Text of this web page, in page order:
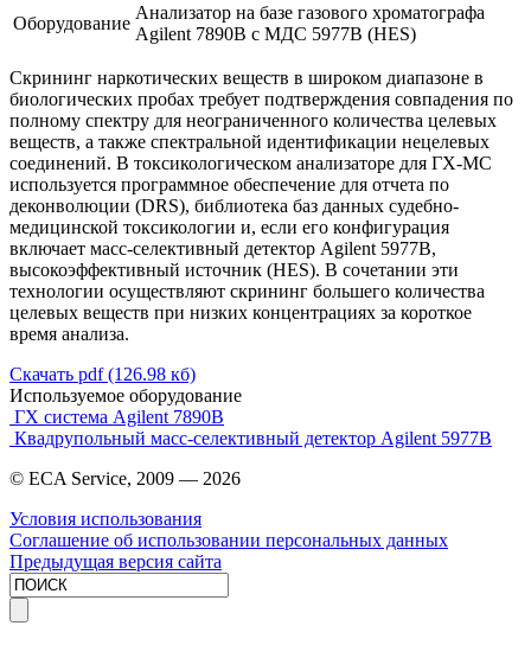
Оборудование
Анализатор на базе газового хроматографа
Agilent 7890B с МДС 5977B (HES)
Скрининг наркотических веществ в широком диапазоне в
биологических пробах требует подтверждения совпадения по
полному спектру для неограниченного количества целевых
веществ, а также спектральной идентификации нецелевых
соединений. В токсикологическом анализаторе для ГХ-МС
используется программное обеспечение для отчета по
деконволюции (DRS), библиотека баз данных судебно-
медицинской токсикологии и, если его конфигурация
включает масс-селективный детектор Agilent 5977B,
высокоэффективный источник (HES). В сочетании эти
технологии осуществляют скрининг большего количества
целевых веществ при низких концентрациях за короткое
время анализа.
Скачать pdf (126.98 кб)
Используемое оборудование
ГХ система Agilent 7890B
Квадрупольный масс-селективный детектор Agilent 5977B
© ECA Service, 2009 — 2026
Условия использования
Соглашение об использовании персональных данных
Предыдущая версия сайта